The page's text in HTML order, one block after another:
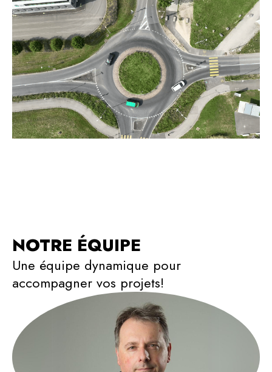
NOTRE ÉQUIPE
Une équipe dynamique pour
accompagner vos projets!